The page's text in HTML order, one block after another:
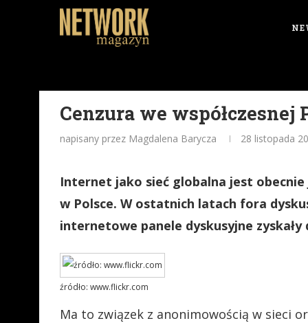
Cenzura we współczesnej
napisany przez Magdalena Barycza 28 listopada
Internet jako sieć globalna jest
w Polsce. W ostatnich latach fora
internetowe panele dyskusyjne zyskały
źródło: www.flickr.com
Ma to związek z anonimowością w sieci